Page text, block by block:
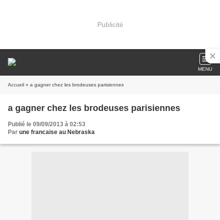
Publicité
MENU
Accueil » a gagner chez les brodeuses parisiennes
a gagner chez les brodeuses parisiennes
Publié le 09/09/2013 à 02:53
Par une francaise au Nebraska